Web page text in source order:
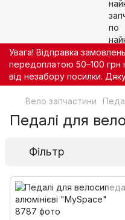
Увага! Відправка
передоплатою 50–100
від незабору посилки.
Вело запчастини
Педалі для
Фільтр